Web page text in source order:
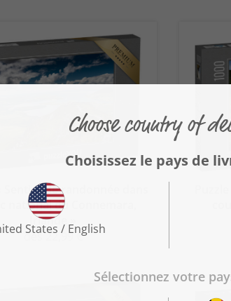
Sentier de randonnée dans
national du Connemara,
Irlande »
dès 22,99 €